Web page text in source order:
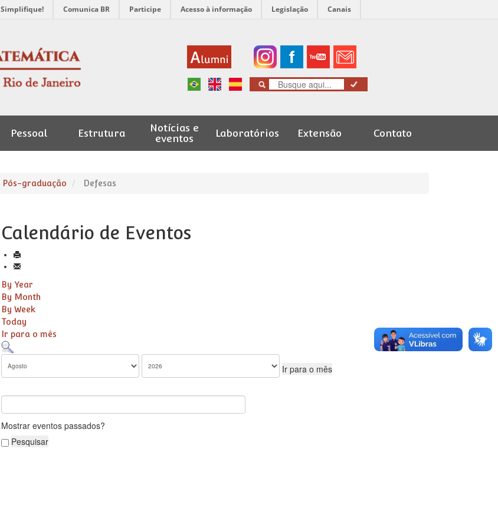
Simplifique! Comunica BR Participe Acesso à informação Legislação Canais
Pessoal Estrutura
Notícias e
eventos
Laboratórios Extensão Contato
Pós-graduação Defesas
Calendário de Eventos
By Year
By Month
By Week
Today
Ir para o mês
Ir para o mês
Mostrar eventos passados?